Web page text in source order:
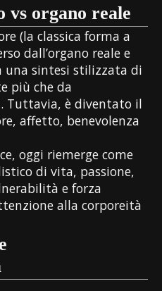
vs organo reale
(la classica forma a
dall’organo reale e
una sintesi stilizzata di
più che da
Tuttavia, è diventato il
affetto, benevolenza
oggi riemerge come
di vita, passione,
e forza
alla corporeità